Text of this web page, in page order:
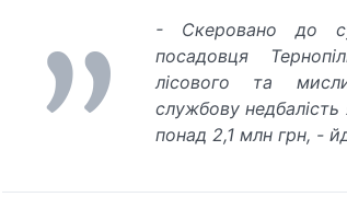
- Скеровано до
посадовця
лісового та
службову недбалість
понад 2,1 млн грн, -